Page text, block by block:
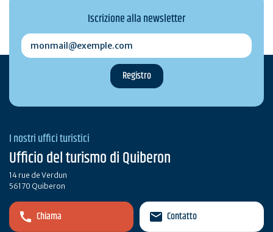
Iscrizione alla newsletter
monmail@exemple.com
I nostri uffici turistici
Ufficio del turismo di Quiberon
14 rue de Verdun
56170 Quiberon
Chiama Contatto